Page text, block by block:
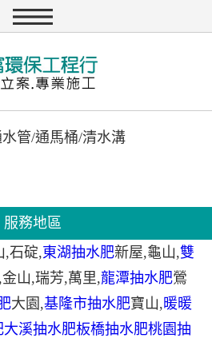
管/通馬桶/清水溝
服務地區
,石碇,東湖抽水肥新屋,龜山,雙
,金山,瑞芳,萬里,龍潭抽水肥鶯
大園 ,基隆市抽水肥寶山,暖暖
大溪抽水肥板橋抽水肥桃園抽